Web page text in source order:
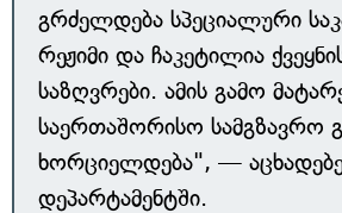
გრძელდება სპეციალური
რეჟიმი და ჩაკეტილია
საზღვრები. ამის გამო
საერთაშორისო სამგზავრო
ხორციელდება", —
დეპარტამენტში.